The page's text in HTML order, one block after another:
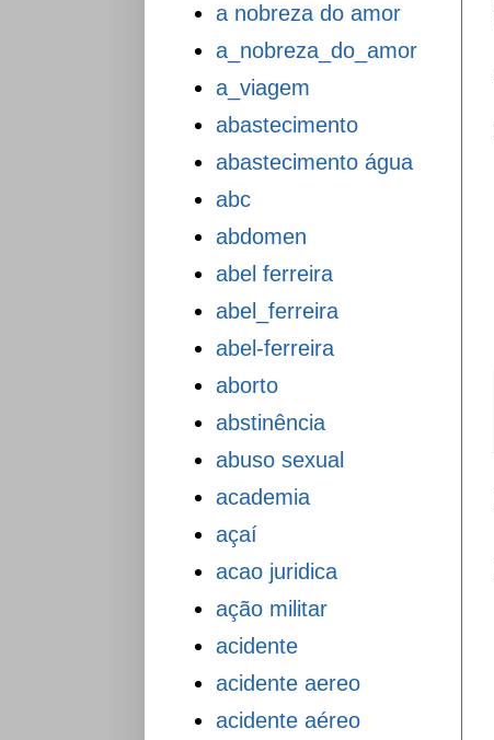
a nobreza do amor
a_nobreza_do_amor
a_viagem
abastecimento
abastecimento água
abc
abdomen
abel ferreira
abel_ferreira
abel-ferreira
aborto
abstinência
abuso sexual
academia
açaí
acao juridica
ação militar
acidente
acidente aereo
acidente aéreo